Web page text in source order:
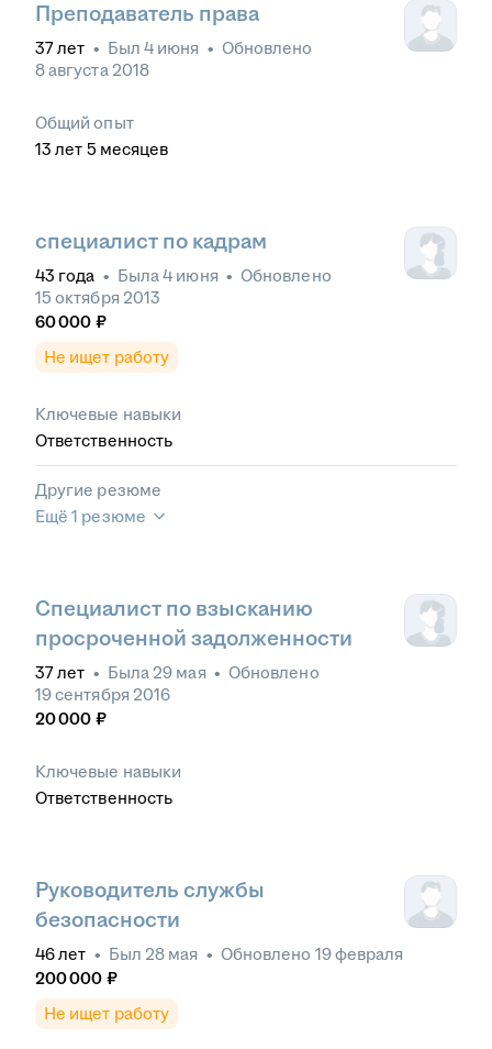
Преподаватель права
37лет • Был 4 июня • Обновлено
8 августа 2018
Общий опыт
13 лет 5 месяцев
специалист по кадрам
43 года • Была4 июня • Обновлено
15 октября 2013
60 000 ₽
Не ищет работу
Ключевые навыки
Ответственность
Другие резюме
Ещё 1 резюме
Специалист по взысканию
просроченной задолженности
37лет • Была 29 мая • Обновлено
19 сентября 2016
20 000 ₽
Ключевые навыки
Ответственность
Руководитель службы
безопасности
46лет • Был 28 мая • Обновлено 19 февраля
200 000 ₽
Не ищет работу